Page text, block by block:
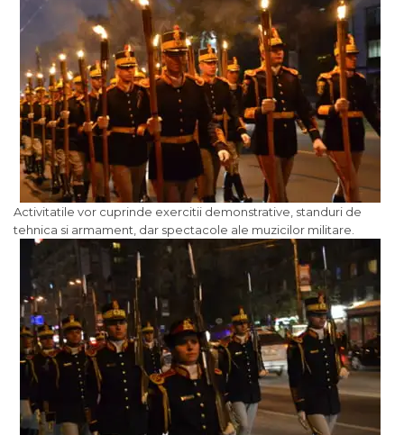
Activitatile vor cuprinde exercitii demonstrative, standuri de
tehnica si armament, dar spectacole ale muzicilor militare.